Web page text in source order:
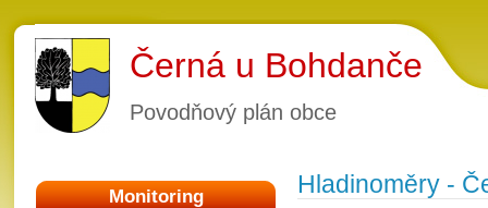
Černá u Bohdanče
Povodňový plán obce
Monitoring Hladinoměry -